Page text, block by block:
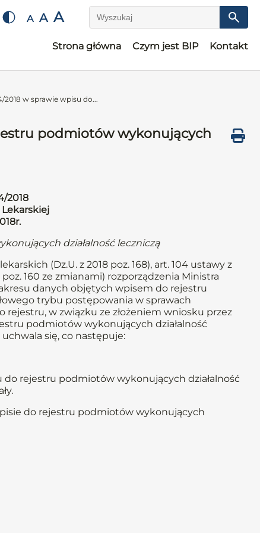
A A A Wyszukaj
Strona główna Czym jest BIP Kontakt
2018 w sprawie wpisu do...
podmiotów wykonujących
2018
działalność leczniczą
(Dz.U. z 2018 poz. 168), art. 104 ustawy z
poz. 160 ze zmianami) rozporządzenia Ministra
danych objętych wpisem do rejestru
trybu postępowania w sprawach
w związku ze złożeniem wniosku przez
podmiotów wykonujących działalność
się, co następuje:
rejestru podmiotów wykonujących działalność
do rejestru podmiotów wykonujących